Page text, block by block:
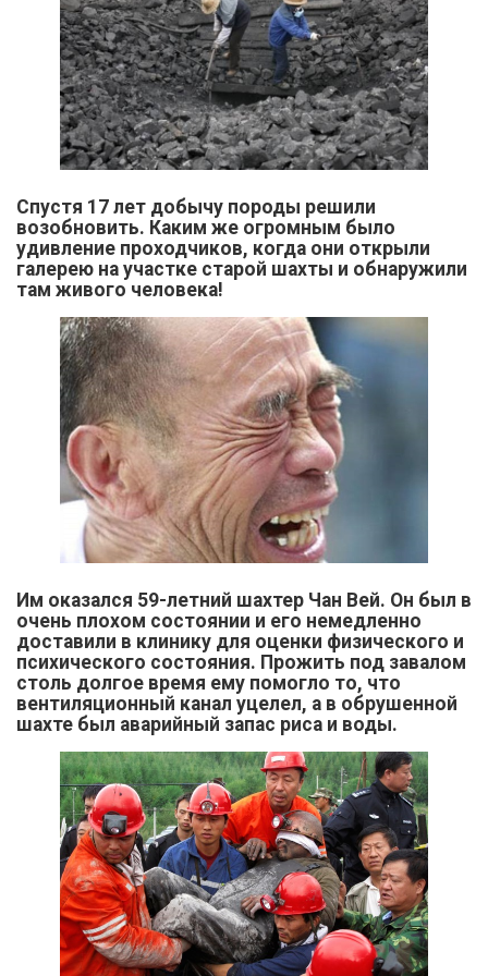
Спустя 17 лет добычу породы решили
возобновить. Каким же огромным было
удивление проходчиков, когда они открыли
галерею на участке старой шахты и обнаружили
там живого человека!
Им оказался 59-летний шахтер Чан Вей. Он был в
очень плохом состоянии и его немедленно
доставили в клинику для оценки физического и
психического состояния. Прожить под завалом
столь долгое время ему помогло то, что
вентиляционный канал уцелел, а в обрушенной
шахте был аварийный запас риса и воды.